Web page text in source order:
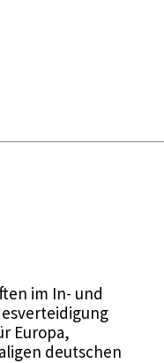
im In- und
Europa,
deutschen